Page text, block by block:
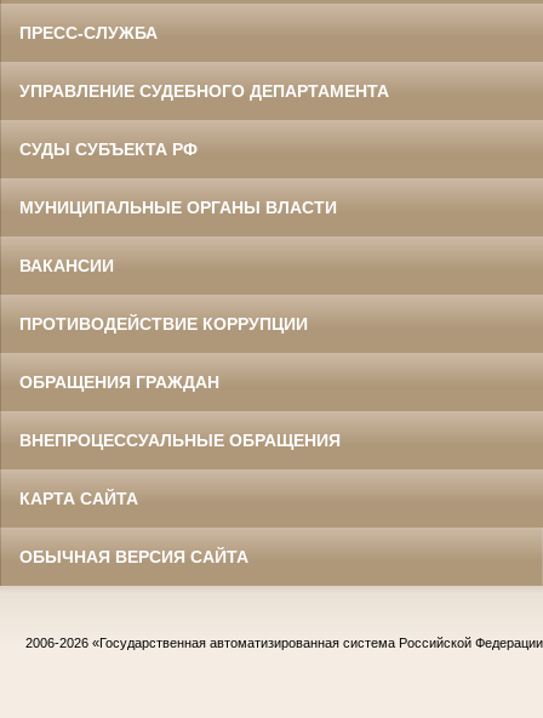
ПРЕСС-СЛУЖБА
УПРАВЛЕНИЕ СУДЕБНОГО ДЕПАРТАМЕНТА
СУДЫ СУБЪЕКТА РФ
МУНИЦИПАЛЬНЫЕ ОРГАНЫ ВЛАСТИ
ВАКАНСИИ
ПРОТИВОДЕЙСТВИЕ КОРРУПЦИИ
ОБРАЩЕНИЯ ГРАЖДАН
ВНЕПРОЦЕССУАЛЬНЫЕ ОБРАЩЕНИЯ
КАРТА САЙТА
ОБЫЧНАЯ ВЕРСИЯ САЙТА
2006-2026 «Государственная автоматизированная система Российской